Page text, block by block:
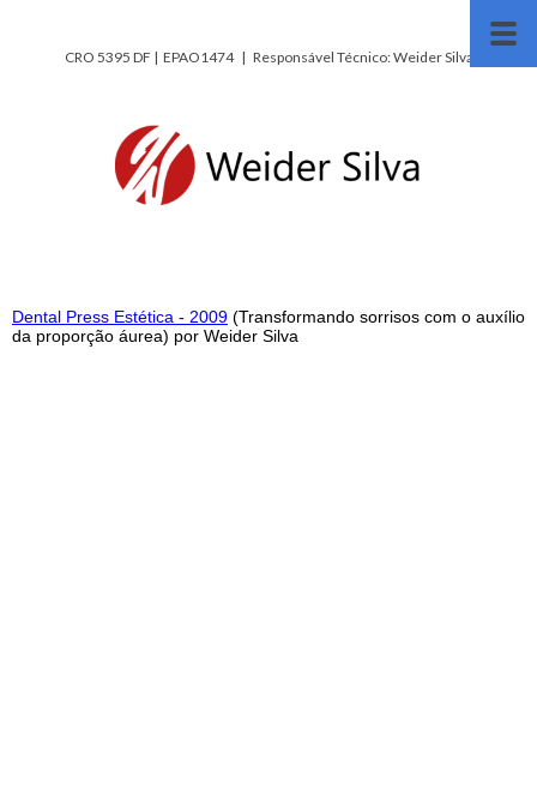
CRO 5395 DF | EPAO1474 | Responsável Técnico: Weider Silva
Dental Press Estética - 2009 (Transformando sorrisos com o auxílio
da proporção áurea) por Weider Silva